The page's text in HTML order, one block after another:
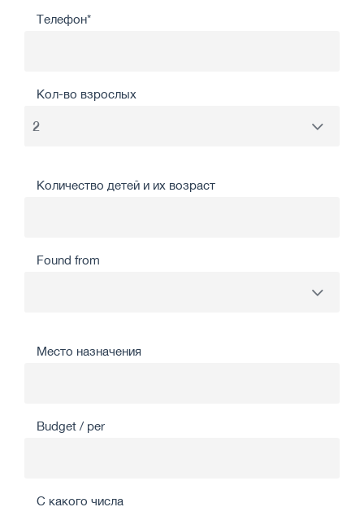
Телефон*
Кол-во взрослых
Количество детей и их возраст
Found from
Место назначения
Budget / per
С какого числа